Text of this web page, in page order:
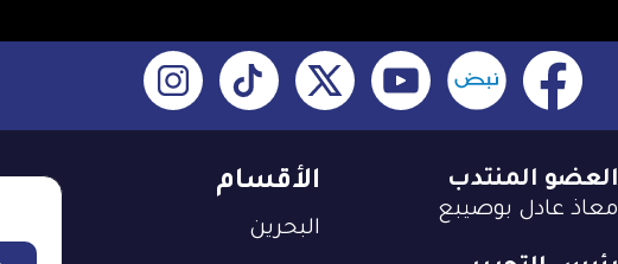
الأقسام
البحرين
العضو المنتدب
معاذ عادل بوصيبع